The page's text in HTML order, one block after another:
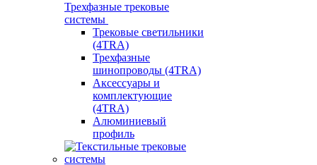
Трехфазные трековые
системы
Трековые светильники
(4TRA)
Трехфазные
шинопроводы (4TRA)
Аксессуары и
комплектующие
(4TRA)
Алюминиевый
профиль